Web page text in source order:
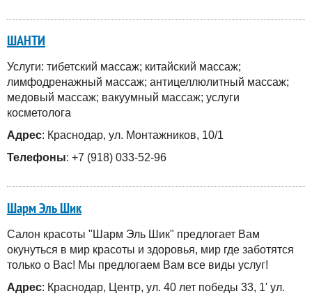
ШАНТИ
Услуги: тибетский массаж; китайский массаж;
лимфодренажный массаж; антицеллюлитный массаж;
медовый массаж; вакуумный массаж; услуги
косметолога
Адрес: Краснодар, ул. Монтажников, 10/1
Телефоны: +7 (918) 033-52-96
Шарм Эль Шик
Салон красоты "Шарм Эль Шик" предлогает Вам
окунуться в мир красоты и здоровья, мир где заботятся
только о Вас! Мы предлогаем Вам все виды услуг!
Адрес: Краснодар, Центр, ул. 40 лет победы 33, 1' ул.